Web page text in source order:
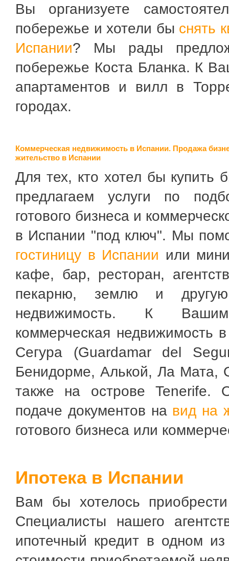
Вы организуете
побережье и хотели бы снять
Испании? Мы рады
побережье Коста Бланка. К
апартаментов и вилл в
городах.
Коммерческая недвижимость в Испании. Продажа
жительство в Испании
Для тех, кто хотел бы купить
предлагаем услуги по
готового бизнеса и
в Испании "под ключ". Мы
гостиницу в Испании или
кафе, бар, ресторан,
пекарню, землю и другую
недвижимость. К
коммерческая недвижимость
Сегура (Guardamar del
Бенидорме, Алькой, Ла Мата,
также на острове Tenerife.
подаче документов на вид на
готового бизнеса или
Ипотека в Испании
Вам бы хотелось
Специалисты нашего
ипотечный кредит в одном